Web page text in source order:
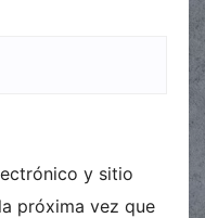
y sitio
próxima vez que